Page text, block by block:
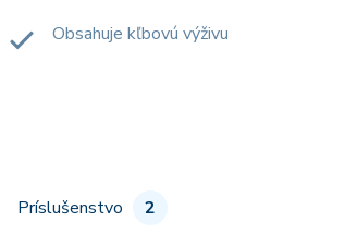
Obsahuje kľbovú výživu
Príslušenstvo 2